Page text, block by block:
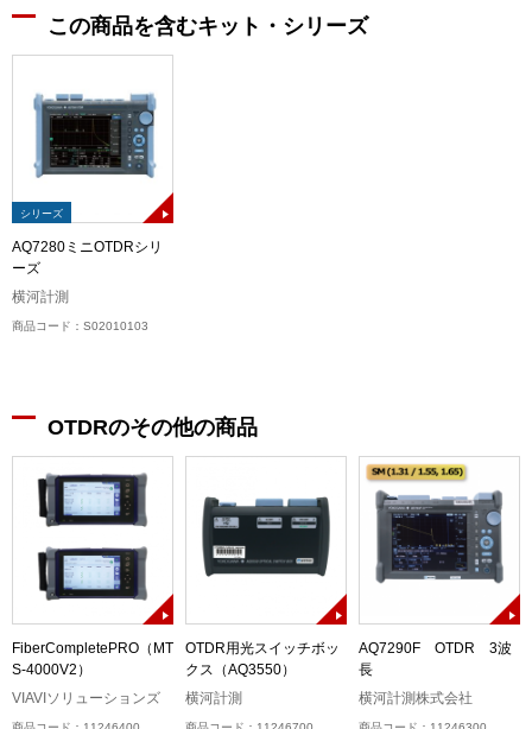
この商品を含むキット・シリーズ
シリーズ
AQ7280ミニOTDRシリ
ーズ
横河計測
商品コード：S02010103
OTDRのその他の商品
FiberCompletePRO（MT
S-4000V2）
VIAVIソリューションズ
OTDR用光スイッチボッ
クス（AQ3550）
横河計測
AQ7290F OTDR 3波
長
横河計測株式会社